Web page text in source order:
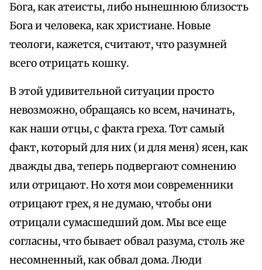
Бога, как атеисты, либо нынешнюю близость
Бога и человека, как христиане. Новые
теологи, кажется, считают, что разумней
всего отрицать кошку.
В этой удивительной ситуации просто
невозможно, обращаясь ко всем, начинать,
как наши отцы, с факта греха. Тот самый
факт, который для них (и для меня) ясен, как
дважды два, теперь подвергают сомнению
или отрицают. Но хотя мои современники
отрицают грех, я не думаю, чтобы они
отрицали сумасшедший дом. Мы все еще
согласны, что бывает обвал разума, столь же
несомненный, как обвал дома. Люди